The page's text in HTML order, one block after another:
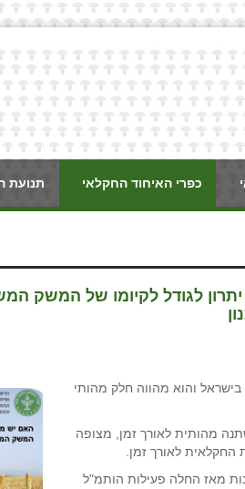
כפרי האיחוד החקלאי תנועת
לגודל לקיומו של המשק
והוא מהווה חלק מהותי
מהותית לאורך זמן, מצופה
החקלאית לאורך זמן.
מאז החלה פעילות הותמ"ל